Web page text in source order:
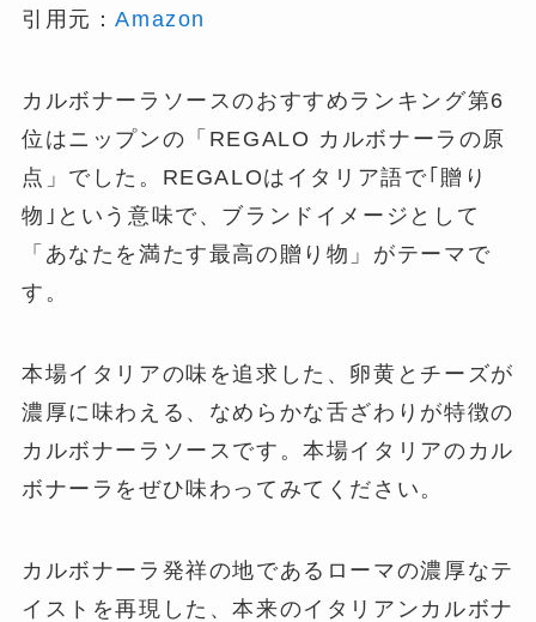
引用元：Amazon
カルボナーラソースのおすすめランキング第6
位はニップンの「REGALO カルボナーラの原
点」でした。REGALOはイタリア語で｢贈り
物｣という意味で、ブランドイメージとして
「あなたを満たす最高の贈り物」がテーマで
す。
本場イタリアの味を追求した、卵黄とチーズが
濃厚に味わえる、なめらかな舌ざわりが特徴の
カルボナーラソースです。本場イタリアのカル
ボナーラをぜひ味わってみてください。
カルボナーラ発祥の地であるローマの濃厚なテ
イストを再現した、本来のイタリアンカルボナ